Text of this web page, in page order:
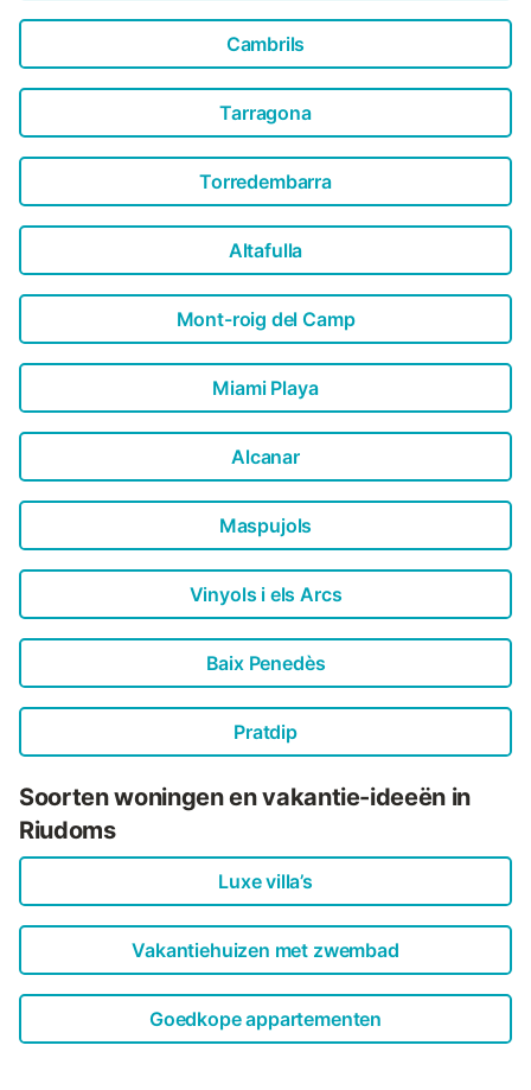
Cambrils
Tarragona
Torredembarra
Altafulla
Mont-roig del Camp
Miami Playa
Alcanar
Maspujols
Vinyols i els Arcs
Baix Penedès
Pratdip
Soorten woningen en vakantie-ideeën in
Riudoms
Luxe villa’s
Vakantiehuizen met zwembad
Goedkope appartementen